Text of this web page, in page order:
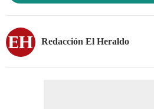
Redacción El Heraldo